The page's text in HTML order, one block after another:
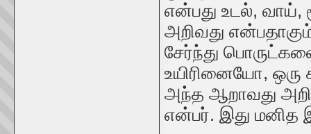
என்பது உடல், வாய்,
அறிவது
சேர்ந்து
உயிரினையோ,
அந்த ஆறாவது
என்பர். இது மனித